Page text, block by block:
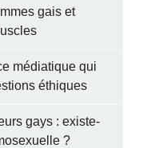
gais et
médiatique qui
éthiques
gays : existe-
?